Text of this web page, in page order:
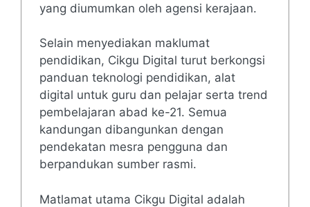
yang diumumkan oleh agensi kerajaan.
Selain menyediakan maklumat
pendidikan, Cikgu Digital turut berkongsi
panduan teknologi pendidikan, alat
digital untuk guru dan pelajar serta trend
pembelajaran abad ke-21. Semua
kandungan dibangunkan dengan
pendekatan mesra pengguna dan
berpandukan sumber rasmi.
Matlamat utama Cikgu Digital adalah